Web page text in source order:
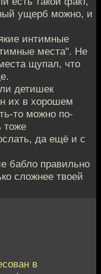
ущерб можно, и
интимные
места". Не
щупал, что
детишек
их в хорошем
то можно по-
тоже
да ещё и с
бабло правильно
сложнее твоей
в